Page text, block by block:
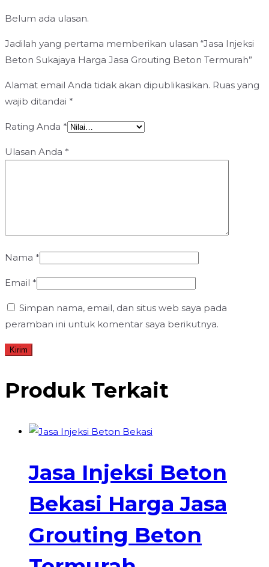
Belum ada ulasan.
Jadilah yang pertama memberikan ulasan “Jasa Injeksi
Beton Sukajaya Harga Jasa Grouting Beton Termurah”
Alamat email Anda tidak akan dipublikasikan. Ruas yang
wajib ditandai *
Rating Anda *
Ulasan Anda *
Nama *
Email *
Simpan nama, email, dan situs web saya pada
peramban ini untuk komentar saya berikutnya.
Produk Terkait
Jasa Injeksi Beton
Bekasi Harga Jasa
Grouting Beton